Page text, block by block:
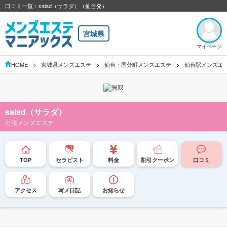
口コミ一覧：salad（サラダ）（仙台発）
宮城県
マイページ
HOME 宮城県メンズエステ 仙台・国分町メンズエステ 仙台駅メンズエ
salad（サラダ）
出張メンズエステ
TOP セラピスト 料金 割引クーポン 口コミ
アクセス 写メ日記 お知らせ